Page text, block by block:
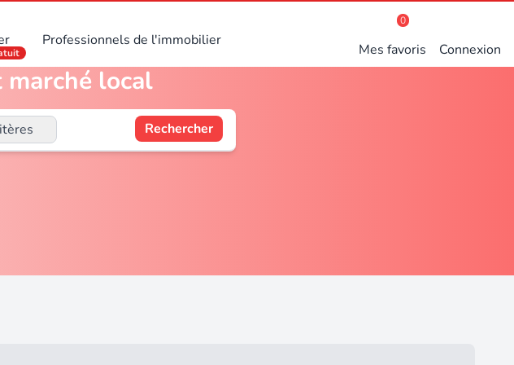
Professionnels de l'immobilier
0
Mes favoris Connexion
marché local
Rechercher